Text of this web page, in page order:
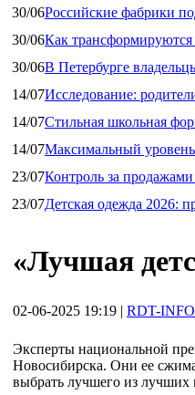
30/06Российские фабрики
30/06Как трансформируются
30/06В Петербурге
14/07Исследование:
14/07Стильная школьная
14/07Максимальный
23/07Контроль за
23/07Детская одежда 2026:
«Лучшая
02-06-2025 19:19 | RDT-
Эксперты национальной
Новосибирска. Они ее
выбрать лучшего из лучших